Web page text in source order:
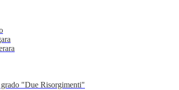
"Due Risorgimenti"